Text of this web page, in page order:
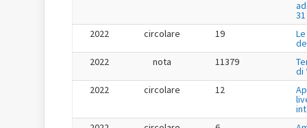
2022
circolare 19
2022
nota 11379
di
2022
circolare 12